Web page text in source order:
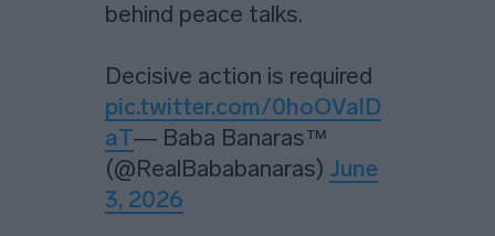
behind peace talks.
Decisive action is required
pic.twitter.com/0hoOValD
aT— Baba Banaras™
(@RealBababanaras) June
3, 2026